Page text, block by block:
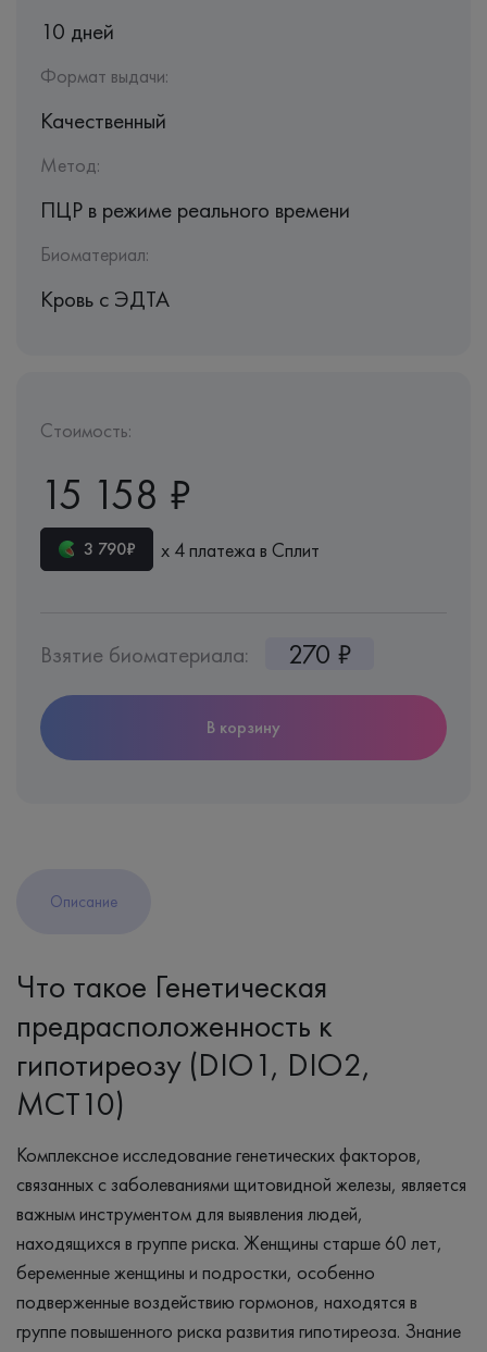
10 дней
Формат выдачи:
Качественный
Метод:
ПЦР в режиме реального времени
Биоматериал:
Кровь c ЭДТА
Стоимость:
15 158 ₽
3 790₽ х 4 платежа в Сплит
Взятие биоматериала: 270 ₽
В корзину
Описание
Что такое Генетическая
предрасположенность к
гипотиреозу (DIO1, DIO2,
MCT10)
Комплексное исследование генетических факторов,
связанных с заболеваниями щитовидной железы, является
важным инструментом для выявления людей,
находящихся в группе риска. Женщины старше 60 лет,
беременные женщины и подростки, особенно
подверженные воздействию гормонов, находятся в
группе повышенного риска развития гипотиреоза. Знание